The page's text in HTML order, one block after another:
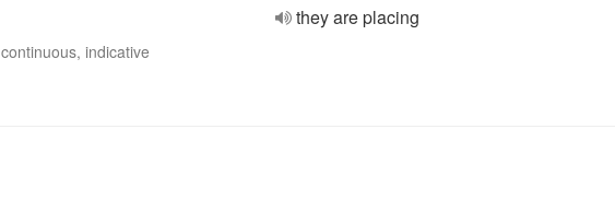
indicative
they are placing